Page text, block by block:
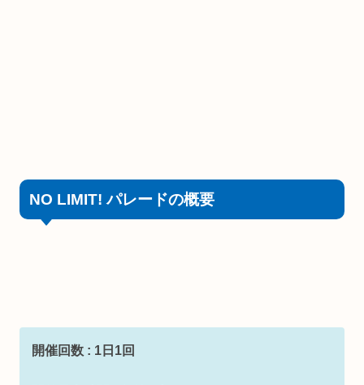
NO LIMIT! パレードの概要
開催回数 : 1日1回